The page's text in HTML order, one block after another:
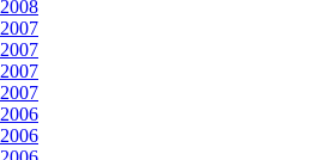
2008
2007
2007
2007
2007
2006
2006